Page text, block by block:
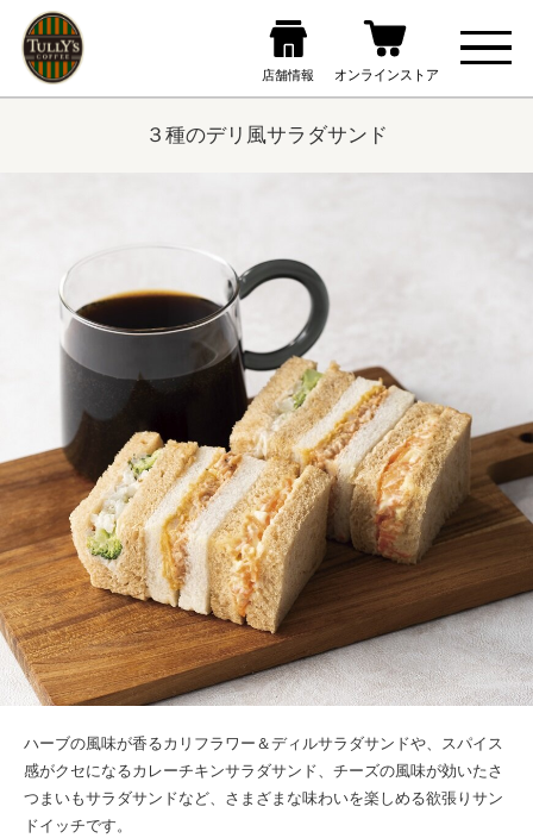
３種のデリ風サラダサンド
ハーブの風味が香るカリフラワー＆ディルサラダサンドや、スパイス
感がクセになるカレーチキンサラダサンド、チーズの風味が効いたさ
つまいもサラダサンドなど、さまざまな味わいを楽しめる欲張りサン
ドイッチです。